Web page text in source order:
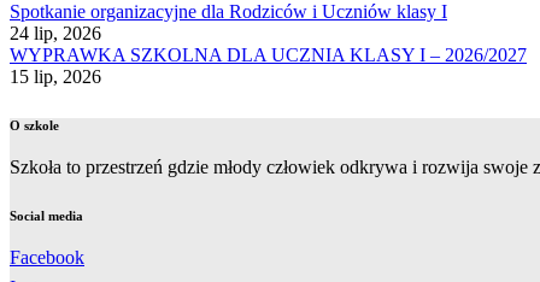
Spotkanie organizacyjne dla Rodziców i Uczniów klasy I
24 lip, 2026
WYPRAWKA SZKOLNA DLA UCZNIA KLASY I – 2026/2027
15 lip, 2026
O szkole
Szkoła to przestrzeń gdzie młody człowiek odkrywa i rozwija swoje
Social media
Facebook